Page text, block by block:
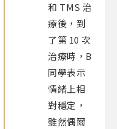
和 TMS 治
療後，到
了第 10 次
治療時，B
同學表示
情緒上相
對穩定，
雖然偶爾